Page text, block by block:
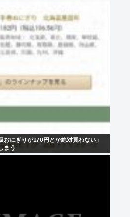
おにぎりが170円とか絶対買わない」
まう